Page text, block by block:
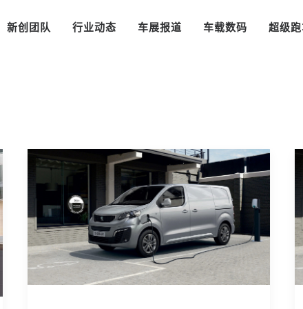
新创团队 行业动态 车展报道 车载数码 超级